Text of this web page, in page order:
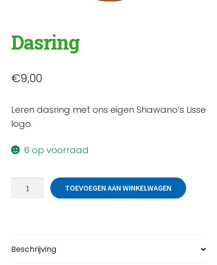
Dasring
€9,00
Leren dasring met ons eigen Shawano’s Lisse
logo.
6 op voorraad
Dasring
TOEVOEGEN AAN WINKELWAGEN
Beschrijving